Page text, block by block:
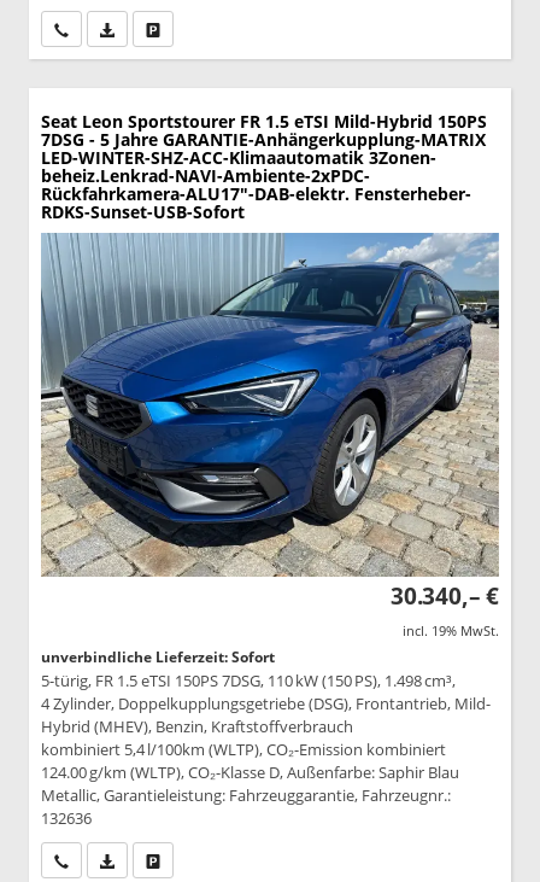
Wir rufen Sie anPDF-Datei, Fahrzeugexposé drucken
Seat Leon Sportstourer FR 1.5 eTSI Mild-Hybrid 150PS
7DSG - 5 Jahre GARANTIE-Anhängerkupplung-MATRIX
LED-WINTER-SHZ-ACC-Klimaautomatik 3Zonen-
beheiz.Lenkrad-NAVI-Ambiente-2xPDC-
Rückfahrkamera-ALU17"-DAB-elektr. Fensterheber-
RDKS-Sunset-USB-Sofort
30.340,– €
incl. 19% MwSt.
unverbindliche Lieferzeit: Sofort
5-türig, FR 1.5 eTSI 150PS 7DSG, 110 kW (150 PS), 1.498 cm³,
4 Zylinder, Doppelkupplungsgetriebe (DSG), Frontantrieb, Mild-
Hybrid (MHEV), Benzin, Kraftstoffverbrauch
kombiniert 5,4 l/100km (WLTP), CO₂-Emission kombiniert
124.00 g/km (WLTP), CO₂-Klasse D, Außenfarbe: Saphir Blau
Metallic, Garantieleistung: Fahrzeuggarantie, Fahrzeugnr.:
132636
Wir rufen Sie anPDF-Datei, Fahrzeugexposé drucken